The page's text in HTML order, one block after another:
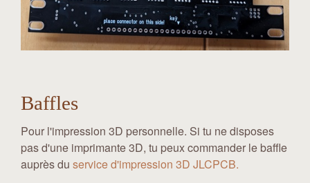
Baffles
Pour l'impression 3D personnelle. Si tu ne disposes
pas d'une imprimante 3D, tu peux commander le baffle
auprès du service d'impression 3D JLCPCB.